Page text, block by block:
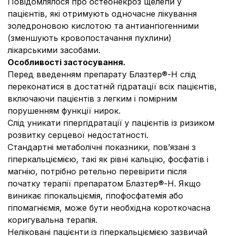
пацієнтів, які отримують одночасне лікування
золедроновою кислотою та антиангіогенними
(зменшують кровопостачання пухлини)
лікарськими засобами.
Особливості застосування.
Перед введенням препарату Блазтер®-Н слід
переконатися в достатній гідратації всіх пацієнтів,
включаючи пацієнтів з легким і помірним
порушенням функції нирок.
Слід уникати гіпергідратації у пацієнтів із ризиком
розвитку серцевої недостатності.
Стандартні метаболічні показники, пов’язані з
гіперкальціємією, такі як рівні кальцію, фосфатів і
магнію, потрібно ретельно перевірити після
початку терапії препаратом Блазтер®-Н. Якщо
виникає гіпокальціємія, гіпофосфатемія або
гіпомагніємія, може бути необхідна короткочасна
коригувальна терапія.
Неліковані пацієнти із гіперкальціємією зазвичай